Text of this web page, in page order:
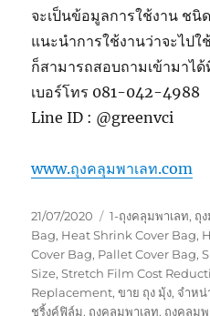
จะเป็นข้อมูลการใช้งาน ช
แนะนำการใช้งานว่าจะไปใ
ก็สามารถสอบถามเข้ามาได้
เบอร์โทร 081-042-4988
Line ID : @greenvci
www.ถุงคลุมพาเลท.com
Posted
on
21/07/2020 Categories
1-ถุงคลุมพาเลท, ถุ
Bag, Heat Shrink Cover Bag,
Cover Bag, Pallet Cover Bag,
Size,Stretch Film Cost
Replacement,ขาย ถุง มุ้ง, จำหน่
ชริ้งค์ฟิล์ม, ถุงคลุมพาเลท, ถุงคลุม